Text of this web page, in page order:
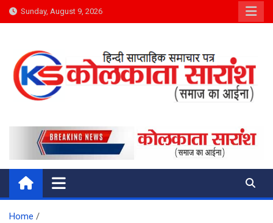
Skip
to
Sunday, August 9, 2026
Kolkata Saransh News
समाज का आईना
Home